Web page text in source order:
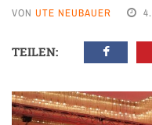
VON UTE NEUBAUER
TEILEN: